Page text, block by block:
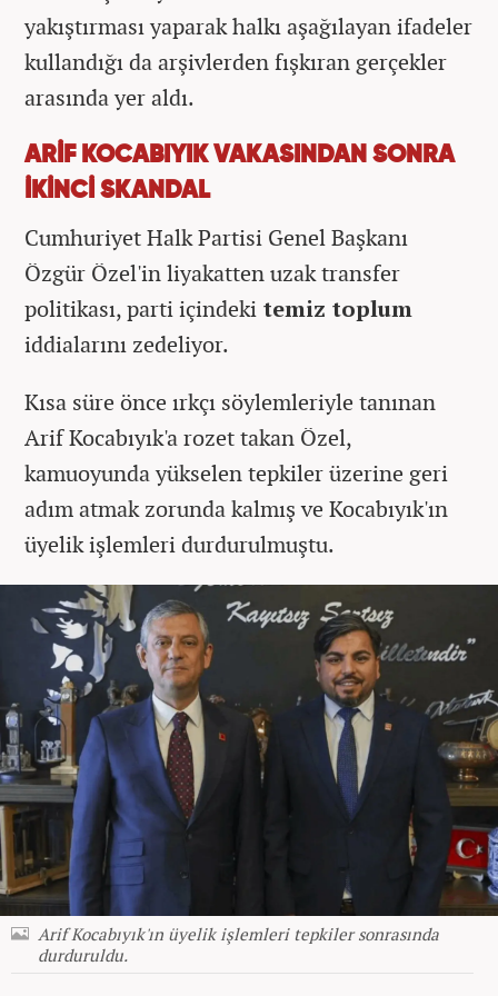
yakıştırması yaparak halkı aşağılayan ifadeler
kullandığı da arşivlerden fışkıran gerçekler
arasında yer aldı.
ARİF KOCABIYIK VAKASINDAN SONRA
İKİNCİ SKANDAL
Cumhuriyet Halk Partisi Genel Başkanı
Özgür Özel'in liyakatten uzak transfer
politikası, parti içindeki temiz toplum
iddialarını zedeliyor.
Kısa süre önce ırkçı söylemleriyle tanınan
Arif Kocabıyık'a rozet takan Özel,
kamuoyunda yükselen tepkiler üzerine geri
adım atmak zorunda kalmış ve Kocabıyık'ın
üyelik işlemleri durdurulmuştu.
Arif Kocabıyık'ın üyelik işlemleri tepkiler sonrasında
durduruldu.